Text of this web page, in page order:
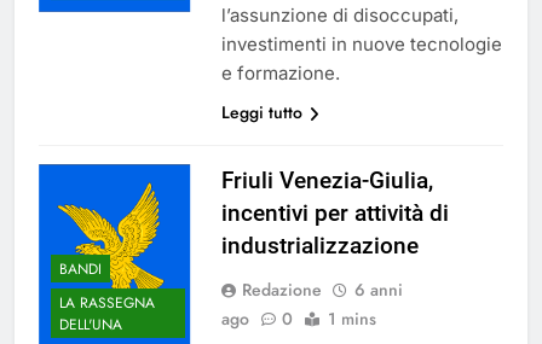
l’assunzione di disoccupati,
investimenti in nuove tecnologie
e formazione.
Leggi tutto
BANDI
LA RASSEGNA
DELL'UNA
Friuli Venezia-Giulia,
incentivi per attività di
industrializzazione
Redazione
6 anni
ago
0 1 mins